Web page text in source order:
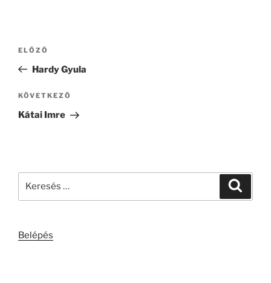
Bejegyzés
Korábbi
bejegyzés
ELŐZŐ
Hardy Gyula
Következő
bejegyzés
KÖVETKEZŐ
Kátai Imre
Belépés